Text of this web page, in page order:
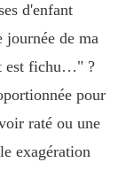
d'enfant
journée de ma
est fichu…" ?
pour
raté ou une
exagération